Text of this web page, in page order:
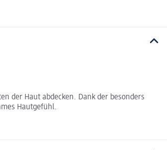
der Haut abdecken. Dank der besonders
Hautgefühl.